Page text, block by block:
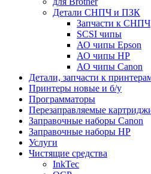
Детали СНПЧ и ПЗК
Запчасти к СНПЧ
SCSI чипы
АО чипы Epson
АО чипы HP
АО чипы Canon
Детали, запчасти к
Принтеры новые и б/у
Программаторы
Перезаправляемые
Заправочные наборы Canon
Заправочные наборы HP
Услуги
Чистящие средства
InkTec